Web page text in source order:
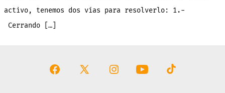
activo, tenemos dos vías para resolverlo: 1.-
Cerrando […]
Abrir
Abrir
Abrir
Abrir
Abrir